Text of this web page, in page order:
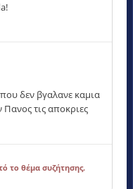
δεν βγαλανε καμια
τις αποκριες
το θέμα συζήτησης.